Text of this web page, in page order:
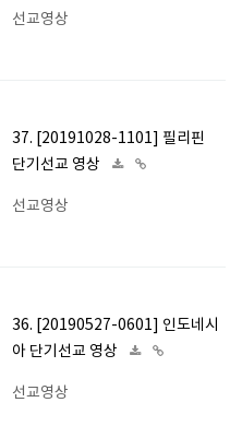
선교영상
37. [20191028-1101] 필리핀
단기선교 영상
선교영상
36. [20190527-0601] 인도네시
아 단기선교 영상
선교영상